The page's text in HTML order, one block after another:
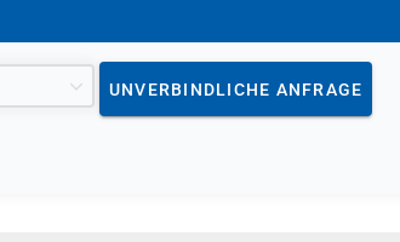
UNVERBINDLICHE ANFRAGE